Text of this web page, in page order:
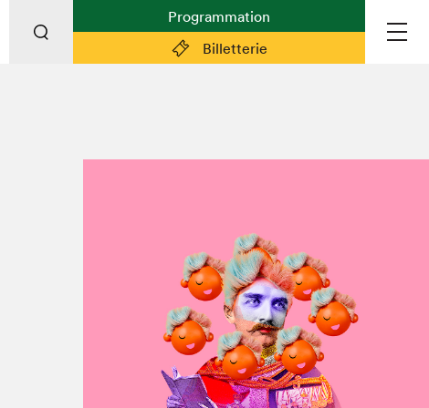
Billetterie
Programmation
Espace exposant·e·s
Espace enseignant·e·s
Espace participant⋅e⋅s
Espace Salon dans la ville
Espace bénévoles
Devenir bénévole